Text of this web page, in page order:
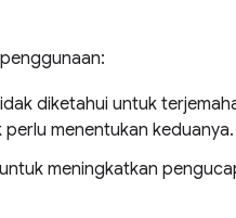
diketahui untuk
menentukan keduanya.
meningkatkan